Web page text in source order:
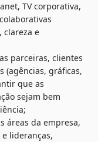
TV corporativa,
clareza e
parceiras, clientes
(agências, gráficas,
que as
sejam bem
áreas da empresa,
lideranças,